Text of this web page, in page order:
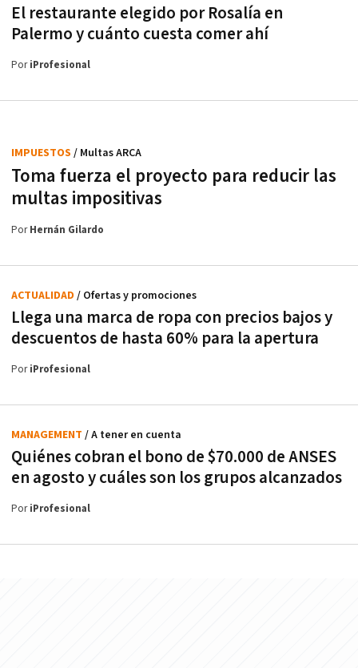
El restaurante elegido por Rosalía en
Palermo y cuánto cuesta comer ahí
PoriProfesional
Toma fuerza el proyecto para reducir las
multas impositivas
IMPUESTOS / Multas ARCA
PorHernán Gilardo
Llega una marca de ropa con precios bajos y
descuentos de hasta 60% para la apertura
ACTUALIDAD / Ofertas y promociones
PoriProfesional
Quiénes cobran el bono de $70.000 de ANSES
en agosto y cuáles son los grupos alcanzados
MANAGEMENT / A tener en cuenta
PoriProfesional